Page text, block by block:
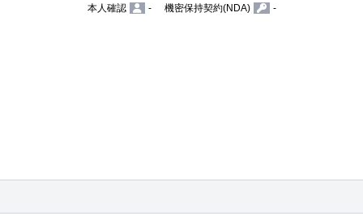
本人確認
- 機密保持契約(NDA) -